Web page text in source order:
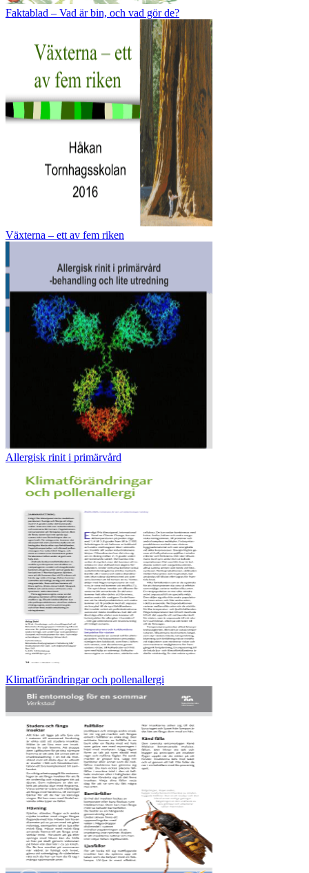
Faktablad – Vad är bin, och vad gör de?
Växterna – ett av fem riken
Allergisk rinit i primärvård
Klimatförändringar och pollenallergi